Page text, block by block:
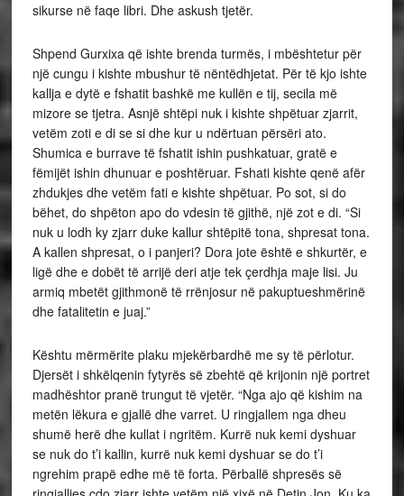
sikurse në faqe libri. Dhe askush tjetër.
Shpend Gurxixa që ishte brenda turmës, i mbështetur për
një cungu i kishte mbushur të nëntëdhjetat. Për të kjo ishte
kallja e dytë e fshatit bashkë me kullën e tij, secila më
mizore se tjetra. Asnjë shtëpi nuk i kishte shpëtuar zjarrit,
vetëm zoti e di se si dhe kur u ndërtuan përsëri ato.
Shumica e burrave të fshatit ishin pushkatuar, gratë e
fëmijët ishin dhunuar e poshtëruar. Fshati kishte qenë afër
zhdukjes dhe vetëm fati e kishte shpëtuar. Po sot, si do
bëhet, do shpëton apo do vdesin të gjithë, një zot e di. “Si
nuk u lodh ky zjarr duke kallur shtëpitë tona, shpresat tona.
A kallen shpresat, o i panjeri? Dora jote është e shkurtër, e
ligë dhe e dobët të arrijë deri atje tek çerdhja maje lisi. Ju
armiq mbetët gjithmonë të rrënjosur në pakuptueshmërinë
dhe fatalitetin e juaj.”
Kështu mërmërite plaku mjekërbardhë me sy të përlotur.
Djersët i shkëlqenin fytyrës së zbehtë që krijonin një portret
madhështor pranë trungut të vjetër. “Nga ajo që kishim na
metën lëkura e gjallë dhe varret. U ringjallem nga dheu
shumë herë dhe kullat i ngritëm. Kurrë nuk kemi dyshuar
se nuk do t’i kallin, kurrë nuk kemi dyshuar se do t’i
ngrehim prapë edhe më të forta. Përballë shpresës së